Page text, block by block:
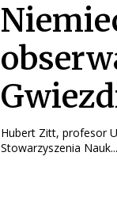
Hubert Zitt, profesor
Stowarzyszenia Nauk...